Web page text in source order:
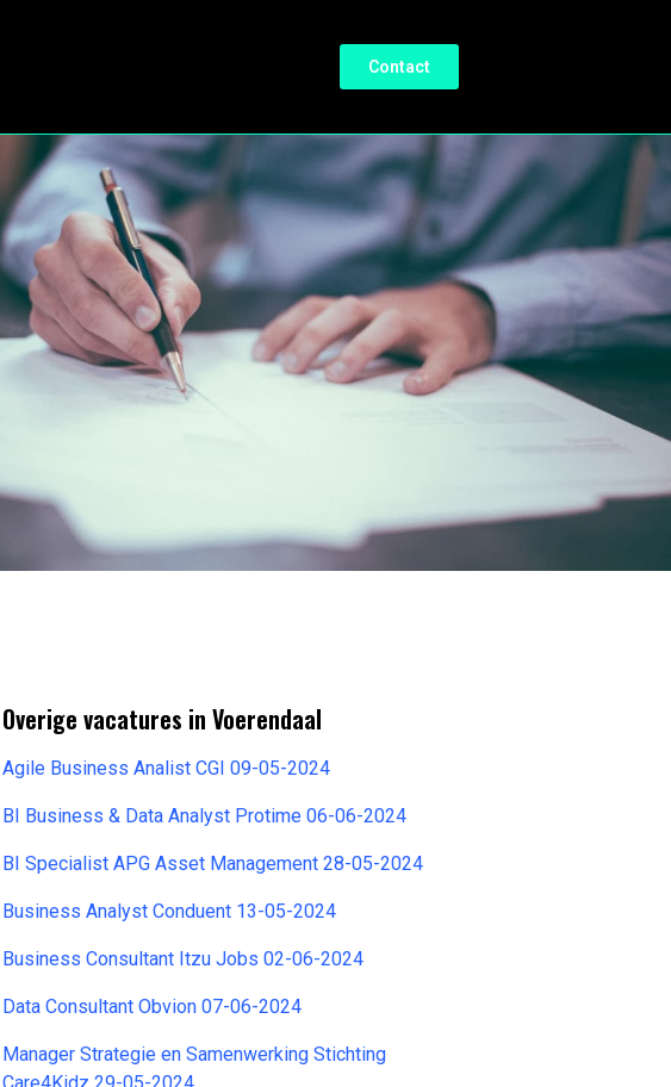
Contact
Overige vacatures in Voerendaal
Agile Business Analist CGI 09-05-2024
BI Business & Data Analyst Protime 06-06-2024
BI Specialist APG Asset Management 28-05-2024
Business Analyst Conduent 13-05-2024
Business Consultant Itzu Jobs 02-06-2024
Data Consultant Obvion 07-06-2024
Manager Strategie en Samenwerking Stichting